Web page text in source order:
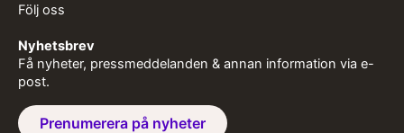
Följ oss
Nyhetsbrev
Få nyheter, pressmeddelanden & annan information via e-
post.
Prenumerera på nyheter